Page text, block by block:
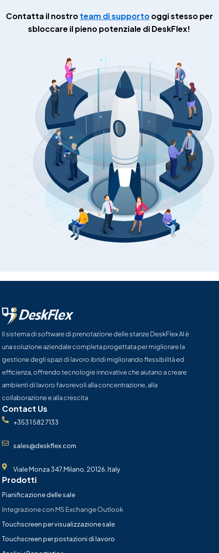
Contatta il nostroteam di supportooggi stesso per
sbloccare il pieno potenziale di DeskFlex!
Il sistema di software di prenotazione delle stanze DeskFlex AI è
una soluzione aziendale completa progettata per migliorare la
gestione degli spazi di lavoro ibridi migliorando flessibilità ed
efficienza, offrendo tecnologie innovative che aiutano a creare
ambienti di lavoro favorevoli alla concentrazione, alla
collaborazione e alla crescita
Contact Us
+353 1 582 7133
sales@deskflex.com
Viale Monza 347,Milano, 20126, Italy
Prodotti
Pianificazione delle sale
Integrazione con MS Exchange Outlook
Touchscreen per visualizzazione sale
Touchscreen per postazioni di lavoro